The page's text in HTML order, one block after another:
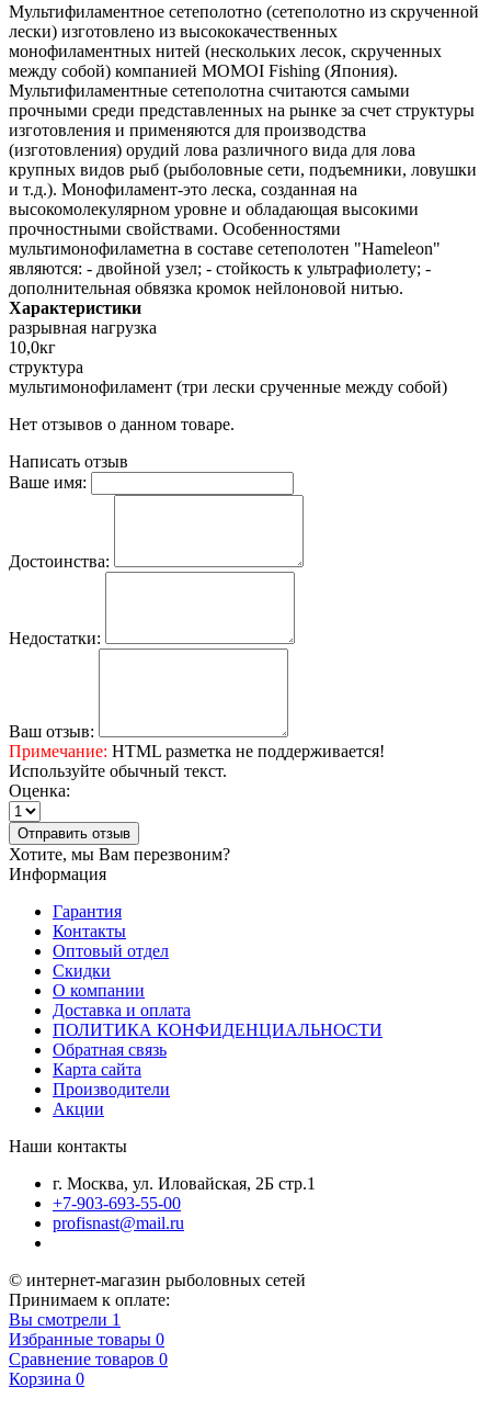
Мультифиламентное сетеполотно (сетеполотно из скрученной
лески) изготовлено из высококачественных
монофиламентных нитей (нескольких лесок, скрученных
между собой) компанией MOMOI Fishing (Япония).
Мультифиламентные сетеполотна считаются самыми
прочными среди представленных на рынке за счет структуры
изготовления и применяются для производства
(изготовления) орудий лова различного вида для лова
крупных видов рыб (рыболовные сети, подъемники, ловушки
и т.д.). Монофиламент-это леска, созданная на
высокомолекулярном уровне и обладающая высокими
прочностными свойствами. Особенностями
мультимонофиламетна в составе сетеполотен "Hameleon"
являются: - двойной узел; - стойкость к ультрафиолету; -
дополнительная обвязка кромок нейлоновой нитью.
Характеристики
разрывная нагрузка
10,0кг
структура
мультимонофиламент (три лески срученные между собой)
Нет отзывов о данном товаре.
Написать отзыв
Ваше имя:
Достоинства:
Недостатки:
Ваш отзыв:
Примечание: HTML разметка не поддерживается!
Используйте обычный текст.
Оценка:
Отправить отзыв
Хотите, мы Вам перезвоним?
Информация
Гарантия
Контакты
Оптовый отдел
Скидки
О компании
Доставка и оплата
ПОЛИТИКА КОНФИДЕНЦИАЛЬНОСТИ
Обратная связь
Карта сайта
Производители
Акции
Наши контакты
г. Москва, ул. Иловайская, 2Б стр.1
+7-903-693-55-00
profisnast@mail.ru
© интернет-магазин рыболовных сетей
Принимаем к оплате:
Вы смотрели 1
Избранные товары 0
Сравнение товаров 0
Корзина 0